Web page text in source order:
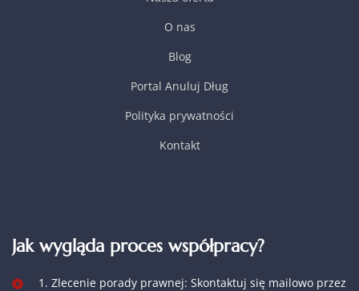
O nas
Blog
Portal Anuluj Dług
Polityka prywatności
Kontakt
Jak wygląda proces współpracy?
1. Zlecenie porady prawnej: Skontaktuj się mailowo przez